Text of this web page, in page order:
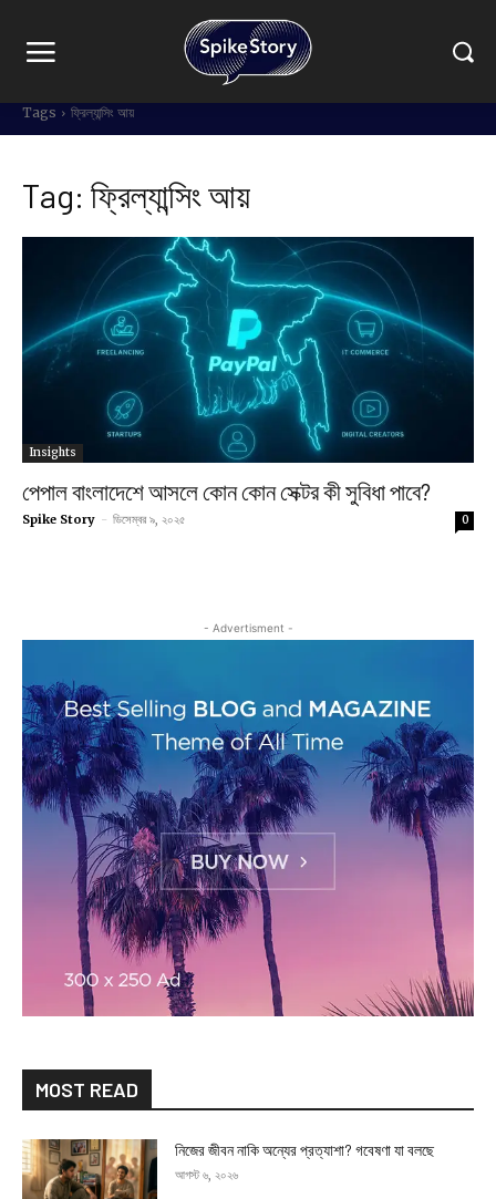
Tags ফ্রিল্যান্সিং আয়
Tag: ফ্রিল্যান্সিং আয়
Insights
পেপাল বাংলাদেশে আসলে কোন কোন সেক্টর কী সুবিধা পাবে?
Spike Story - ডিসেম্বর ৯, ২০২৫ 0
- Advertisment -
MOST READ
নিজের জীবন নাকি অন্যের প্রত্যাশা? গবেষণা যা বলছে
আগস্ট ৬, ২০২৬